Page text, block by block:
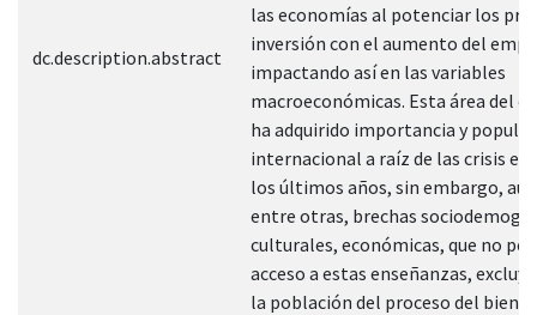
dc.description.abstract
las economías al potenciar los
inversión con el aumento del
impactando así en las variables
macroeconómicas. Esta área del
ha adquirido importancia y
internacional a raíz de las crisis
los últimos años, sin embargo,
entre otras, brechas
culturales, económicas, que no
acceso a estas enseñanzas,
la población del proceso del